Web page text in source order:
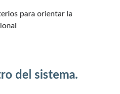
para orientar la
del sistema.